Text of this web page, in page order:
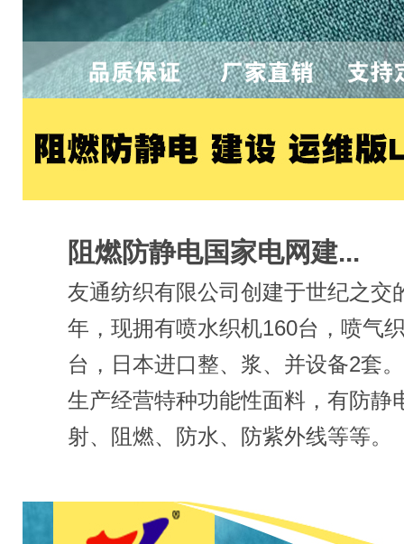
阻燃防静电国家电网建...
友通纺织有限公司创建于世纪之交
年，现拥有喷水织机160台，喷气
台，日本进口整、浆、并设备2套
生产经营特种功能性面料，有防静
射、阻燃、防水、防紫外线等等。